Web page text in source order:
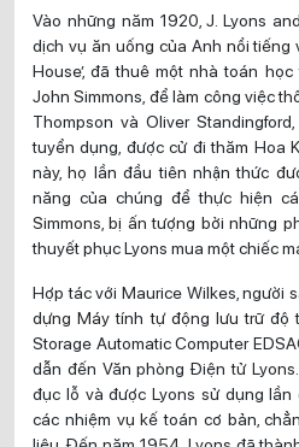
Vào những năm 1920, J. Lyons
dịch vụ ăn uống của Anh nổi tiếng
House’, đã thuê một nhà toán
John Simmons, để làm công việc
Thompson và Oliver
tuyển dụng, được cử đi thăm Hoa
này, họ lần đầu tiên nhận thức
năng của chúng để thực hiện
Simmons, bị ấn tượng bởi những
thuyết phục Lyons mua một chiếc
Hợp tác với Maurice Wilkes, người
dựng Máy tính tự động lưu trữ độ
Storage Automatic Computer
dẫn đến Văn phòng Điện tử
đục lỗ và được Lyons sử dụng
các nhiệm vụ kế toán cơ bản,